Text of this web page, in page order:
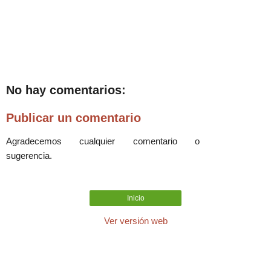
No hay comentarios:
Publicar un comentario
Agradecemos cualquier comentario o
sugerencia.
Inicio
Ver versión web